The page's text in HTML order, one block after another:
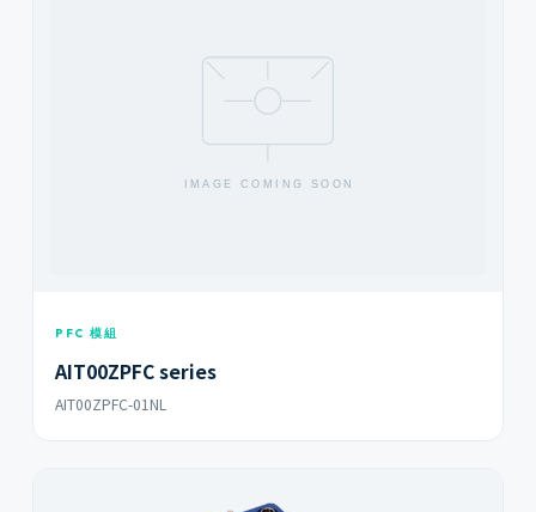
PFC 模組
AIT00ZPFC series
AIT00ZPFC-01NL